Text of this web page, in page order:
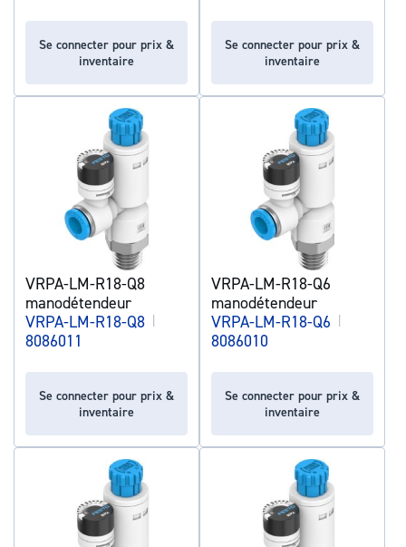
Se connecter pour prix &
inventaire
Se connecter pour prix &
inventaire
VRPA-LM-R18-Q8
manodétendeur
VRPA-LM-R18-Q8 |
8086011
Se connecter pour prix &
inventaire
VRPA-LM-R18-Q6
manodétendeur
VRPA-LM-R18-Q6 |
8086010
Se connecter pour prix &
inventaire